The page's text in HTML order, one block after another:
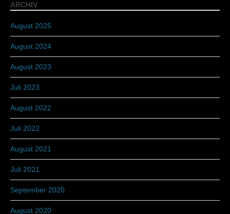
ARCHIV
August 2025
August 2024
August 2023
Juli 2023
August 2022
Juli 2022
August 2021
Juli 2021
September 2020
August 2020